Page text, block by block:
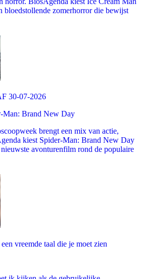
bloedstollende zomerhorror die bewijst
30-07-2026
Man: Brand New Day
brengt een mix van actie,
kiest Spider-Man: Brand New Day
avonturenfilm rond de populaire
vreemde taal die je moet zien